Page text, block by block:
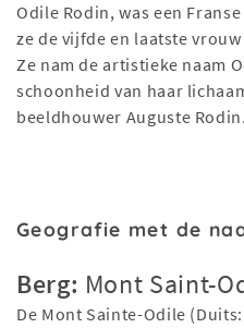
Odile Rodin, was een
ze de vijfde en laatste
Ze nam de artistieke naam
schoonheid van haar
beeldhouwer Auguste Rodin.
Geografie met de
Berg: Mont Saint-
De Mont Sainte-Odile